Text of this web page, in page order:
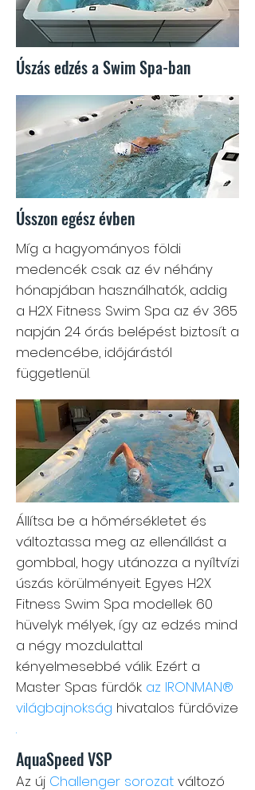
Úszás edzés a Swim Spa-ban
Ússzon egész évben
Míg a hagyományos földi
medencék csak az év néhány
hónapjában használhatók, addig
a H2X Fitness Swim Spa az év 365
napján 24 órás belépést biztosít a
medencébe, időjárástól
függetlenül.
Állítsa be a hőmérsékletet és
változtassa meg az ellenállást a
gombbal, hogy utánozza a nyíltvízi
úszás körülményeit. Egyes H2X
Fitness Swim Spa modellek 60
hüvelyk mélyek, így az edzés mind
a négy mozdulattal
kényelmesebbé válik. Ezért a
Master Spas fürdők az IRONMAN®
világbajnokság hivatalos fürdővize
.
AquaSpeed VSP
Az új Challenger sorozat változó